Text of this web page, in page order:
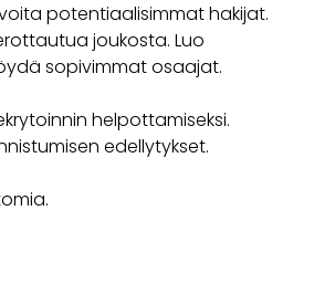
potentiaalisimmat hakijat.
joukosta. Luo
sopivimmat osaajat.
helpottamiseksi.
edellytykset.